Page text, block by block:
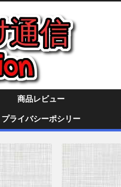
商品レビュー
プライバシーポシリー